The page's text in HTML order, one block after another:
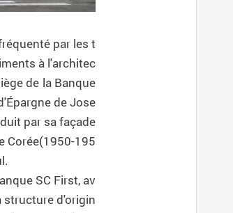
par les t
à l'architec
de la Banque
de Jose
par sa façade
Corée(1950-195
SC First, av
structure d'origin